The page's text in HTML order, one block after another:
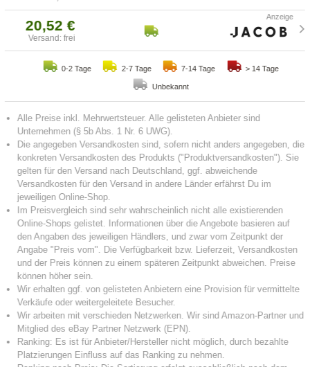
20,52 €
Versand: frei
0-2 Tage 2-7 Tage 7-14 Tage > 14 Tage
Unbekannt